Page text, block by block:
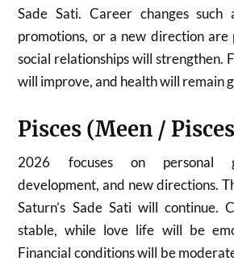
Sade Sati. Career changes such
promotions, or a new direction are
social relationships will strengthen.
will improve, and health will remain
Pisces (Meen /
2026 focuses on personal
development, and new directions.
Saturn’s Sade Sati will continue.
stable, while love life will be
Financial conditions will be